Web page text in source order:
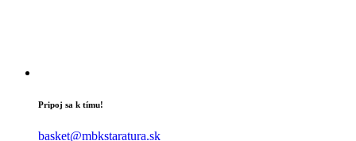
Pripoj sa k tímu!
basket@mbkstaratura.sk